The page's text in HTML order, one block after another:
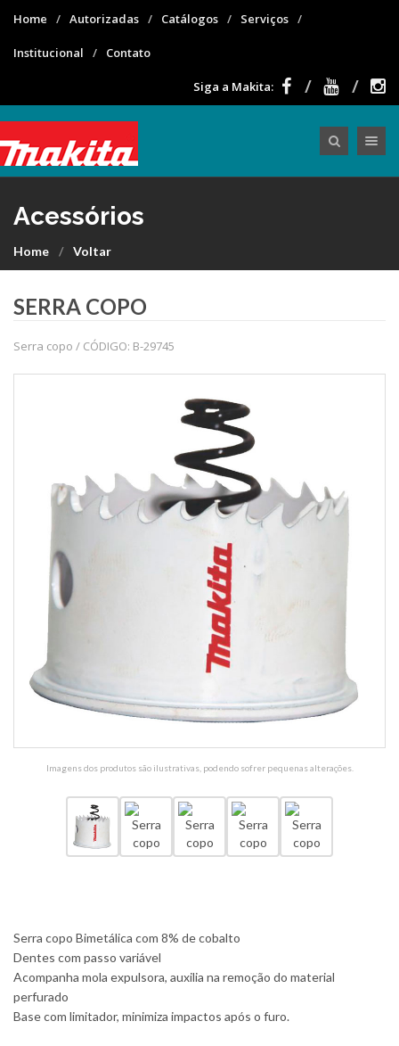
Home Autorizadas Catálogos Serviços
Institucional Contato
Siga a Makita:
Acessórios
Home Voltar
SERRA COPO
Serra copo / CÓDIGO: B-29745
Imagens dos produtos são ilustrativas, podendo sofrer pequenas alterações.
Serra copo Bimetálica com 8% de cobalto
Dentes com passo variável
Acompanha mola expulsora, auxilia na remoção do material
perfurado
Base com limitador, minimiza impactos após o furo.